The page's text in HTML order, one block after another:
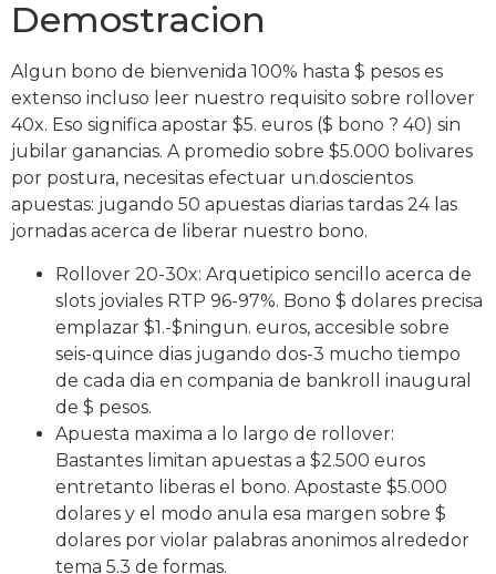
Demostracion
Algun bono de bienvenida 100% hasta $ pesos es
extenso incluso leer nuestro requisito sobre rollover
40x. Eso significa apostar $5. euros ($ bono ? 40) sin
jubilar ganancias. A promedio sobre $5.000 bolivares
por postura, necesitas efectuar un.doscientos
apuestas: jugando 50 apuestas diarias tardas 24 las
jornadas acerca de liberar nuestro bono.
Rollover 20-30x: Arquetipico sencillo acerca de
slots joviales RTP 96-97%. Bono $ dolares precisa
emplazar $1.-$ningun. euros, accesible sobre
seis-quince dias jugando dos-3 mucho tiempo
de cada dia en compania de bankroll inaugural
de $ pesos.
Apuesta maxima a lo largo de rollover:
Bastantes limitan apuestas a $2.500 euros
entretanto liberas el bono. Apostaste $5.000
dolares y el modo anula esa margen sobre $
dolares por violar palabras anonimos alrededor
tema 5.3 de formas.